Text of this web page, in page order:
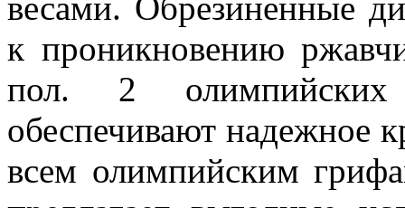
весами. Обрезиненные
к проникновению
пол. 2
обеспечивают надежное
всем олимпийским